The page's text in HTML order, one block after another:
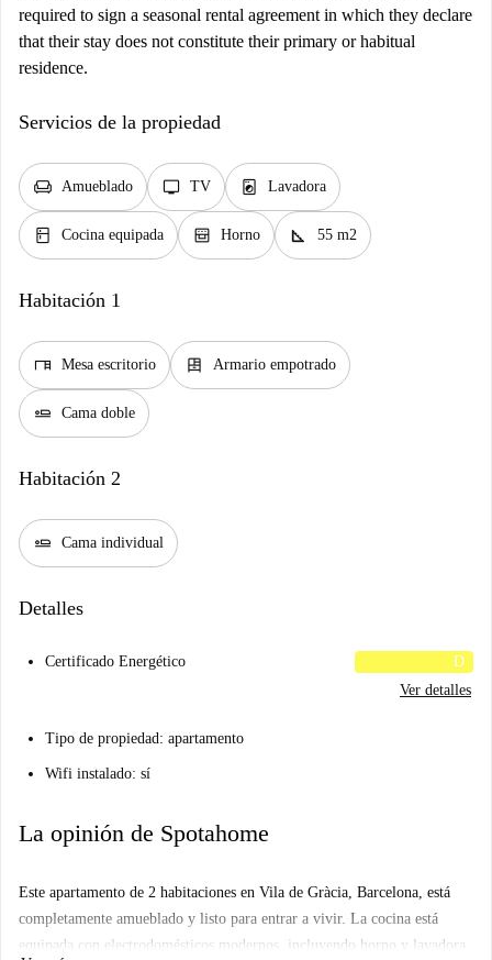
required to sign a seasonal rental agreement in which they declare
that their stay does not constitute their primary or habitual
residence.
Servicios de la propiedad
chair Amueblado tv TV local_laundry_service Lavadora
kitchen Cocina equipada oven_gen Horno square_foot 55 m2
Habitación 1
desk Mesa escritorio dresser Armario empotrado
airline_seat_flat Cama doble
Habitación 2
airline_seat_flat Cama individual
Detalles
Certificado Energético
D
Ver detalles
Tipo de propiedad: apartamento
Wifi instalado: sí
La opinión de Spotahome
Este apartamento de 2 habitaciones en Vila de Gràcia, Barcelona, está
completamente amueblado y listo para entrar a vivir. La cocina está
equipada con electrodomésticos modernos, incluyendo horno y lavadora.